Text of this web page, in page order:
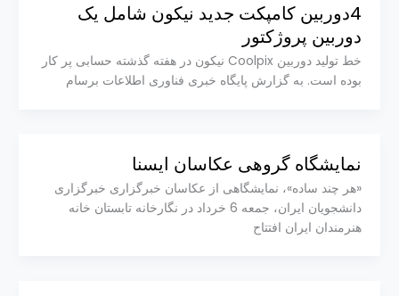
4دوربین کامپکت جدید نیکون شامل یک
دوربین پروژکتور
خط تولید دوربین Coolpix نیکون در هفته گذشته حسابی پر کار
بوده است. به گزارش پایگاه خبری فناوری اطلاعات برسام
نمایشگاه گروهی عکاسان ایسنا
«هر چند ساده»، نمایشگاهی از عکاسان خبرگزاری خبرگزاری
دانشجویان ایران، جمعه 6 خرداد در نگارخانه تابستان خانه
هنرمندان ایران افتتاح